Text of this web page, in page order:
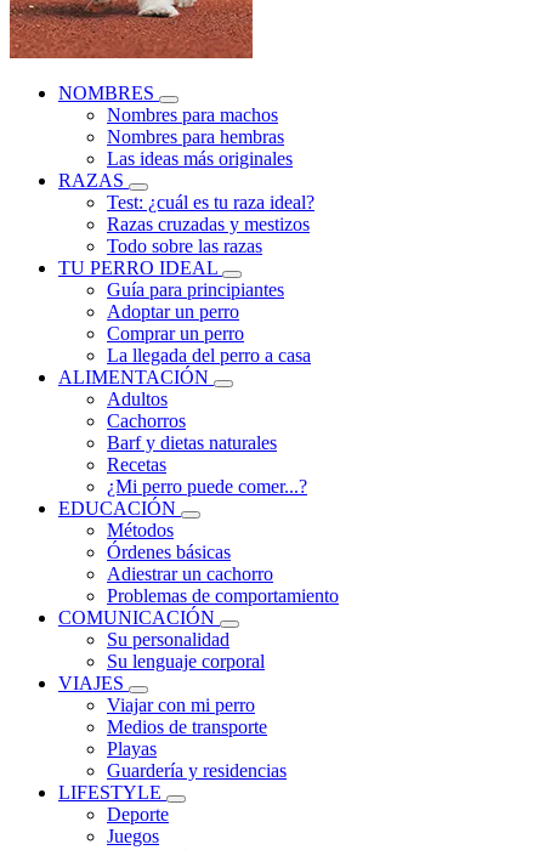
NOMBRES
Nombres para machos
Nombres para hembras
Las ideas más originales
RAZAS
Test: ¿cuál es tu raza ideal?
Razas cruzadas y mestizos
Todo sobre las razas
TU PERRO IDEAL
Guía para principiantes
Adoptar un perro
Comprar un perro
La llegada del perro a casa
ALIMENTACIÓN
Adultos
Cachorros
Barf y dietas naturales
Recetas
¿Mi perro puede comer...?
EDUCACIÓN
Métodos
Órdenes básicas
Adiestrar un cachorro
Problemas de comportamiento
COMUNICACIÓN
Su personalidad
Su lenguaje corporal
VIAJES
Viajar con mi perro
Medios de transporte
Playas
Guardería y residencias
LIFESTYLE
Deporte
Juegos